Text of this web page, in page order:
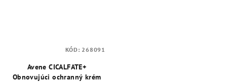
Avene CICALFATE+
Obnovujúci ochranný krém
KÓD: 268091